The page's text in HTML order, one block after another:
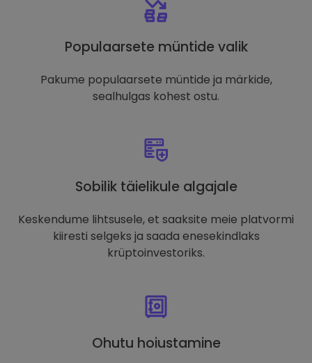
Populaarsete müntide valik
Pakume populaarsete müntide ja märkide,
sealhulgas kohest ostu.
Sobilik täielikule algajale
Keskendume lihtsusele, et saaksite meie platvormi
kiiresti selgeks ja saada enesekindlaks
krüptoinvestoriks.
Ohutu hoiustamine